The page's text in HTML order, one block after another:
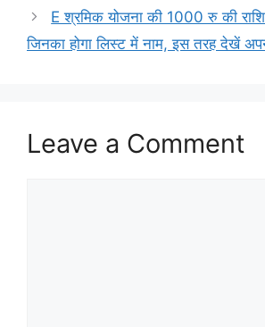
E श्रमिक योजना की 1000 रु की
जिनका होगा लिस्ट में नाम, इस तरह देखें
Leave a Comment